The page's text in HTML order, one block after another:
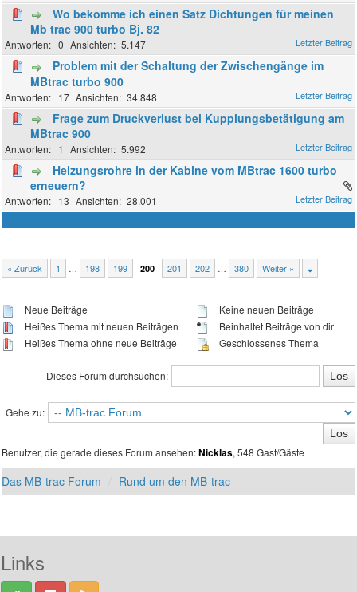
Wo bekomme ich einen Satz Dichtungen für meinen
Mb trac 900 turbo Bj. 82
0 5.147
Problem mit der Schaltung der Zwischengänge im
MBtrac turbo 900
17 34.848
Frage zum Druckverlust bei Kupplungsbetätigung am
MBtrac 900
1 5.992
Heizungsrohre in der Kabine vom MBtrac 1600 turbo
erneuern?
13 28.001
« Zurück 1 … 198 199 200 201 202 … 380 Weiter »
Neue Beiträge
Heißes Thema mit neuen Beiträgen
Heißes Thema ohne neue Beiträge
Keine neuen Beiträge
Beinhaltet Beiträge von dir
Geschlossenes Thema
Dieses Forum durchsuchen:
Gehe zu:
Benutzer, die gerade dieses Forum ansehen:Nicklas, 548 Gast/Gäste
Das MB-trac Forum Rund um den MB-trac
Links